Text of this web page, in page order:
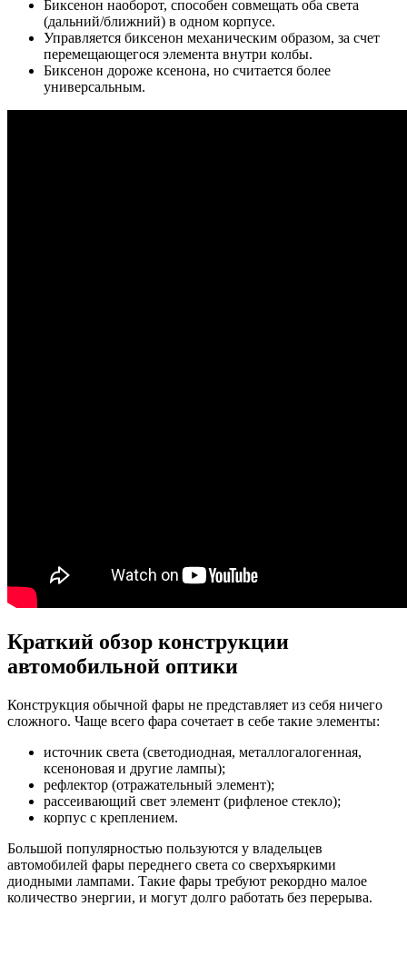
Биксенон наоборот, способен совмещать оба света
(дальний/ближний) в одном корпусе.
Управляется биксенон механическим образом, за счет
перемещающегося элемента внутри колбы.
Биксенон дороже ксенона, но считается более
универсальным.
Краткий обзор конструкции
автомобильной оптики
Конструкция обычной фары не представляет из себя ничего
сложного. Чаще всего фара сочетает в себе такие элементы:
источник света (светодиодная, металлогалогенная,
ксеноновая и другие лампы);
рефлектор (отражательный элемент);
рассеивающий свет элемент (рифленое стекло);
корпус с креплением.
Большой популярностью пользуются у владельцев
автомобилей фары переднего света со сверхъяркими
диодными лампами. Такие фары требуют рекордно малое
количество энергии, и могут долго работать без перерыва.